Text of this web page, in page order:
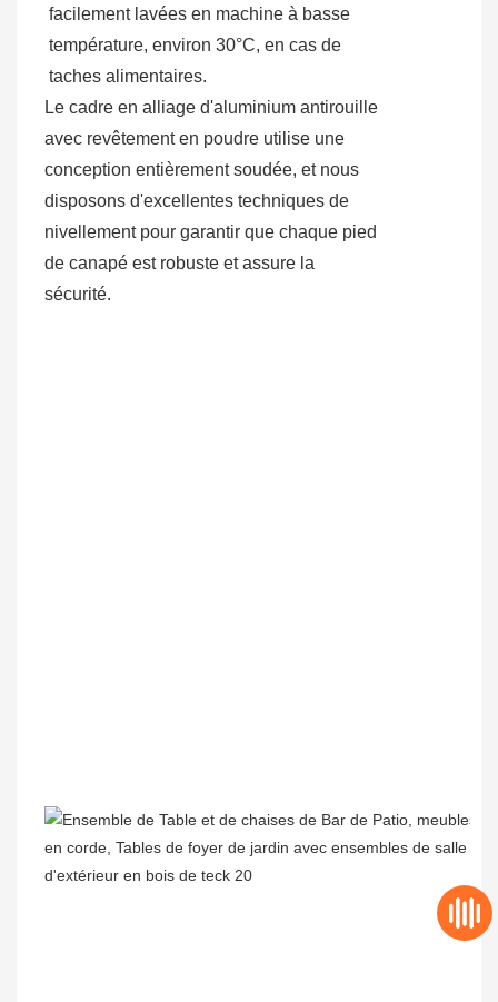
facilement lavées en machine à basse
température, environ 30°C, en cas de
taches alimentaires.
Le cadre en alliage d'aluminium antirouille
avec revêtement en poudre utilise une
conception entièrement soudée, et nous
disposons d'excellentes techniques de
nivellement pour garantir que chaque pied
de canapé est robuste et assure la
sécurité.